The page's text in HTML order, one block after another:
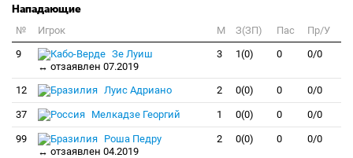
Нападающие
№ Игрок M З(ЗП) Пас
Пр/У
9
Зе Луиш
↔ отзаявлен 07.2019
3 1(0) 0 0/0
12 Луис Адриано 2 0(0) 0 0/0
37 Мелкадзе Георгий 1 0(0) 0 0/0
99
Роша Педру
↔ отзаявлен 04.2019
2 0(0) 0 0/0